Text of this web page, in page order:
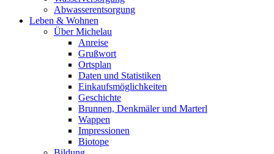
Abwasserentsorgung
Leben & Wohnen
Über Michelau
Anreise
Grußwort
Ortsplan
Daten und Statistiken
Einkaufsmöglichkeiten
Geschichte
Brunnen, Denkmäler und Marterl
Wappen
Impressionen
Biotope